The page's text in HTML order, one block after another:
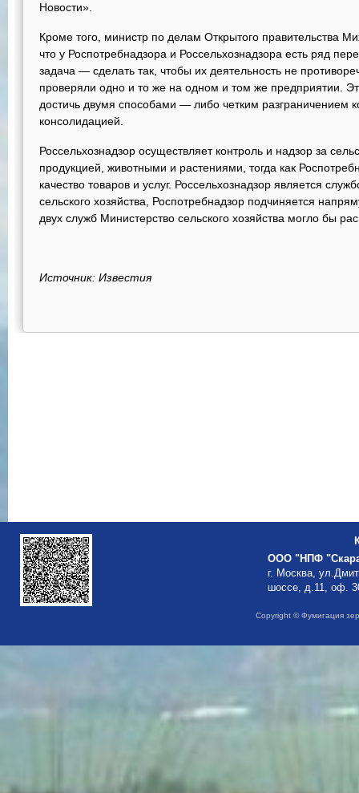
Новости».
Кроме того, министр по делам Открытого правительства
что у Роспотребнадзора и Россельхознадзора есть ряд
задача — сделать так, чтобы их деятельность не
проверяли одно и то же на одном и том же предприятии.
достичь двумя способами — либо четким разграничением
консолидацией.
Россельхознадзор осуществляет контроль и надзор за
продукцией, животными и растениями, тогда как
качество товаров и услуг. Россельхознадзор является
сельского хозяйства, Роспотребнадзор подчиняется
двух служб Министерство сельского хозяйства могло бы
Источник: Известия
ООО "НПФ
г. Москва,
шоссе, д.11, оф.
Copyright © Фумигация